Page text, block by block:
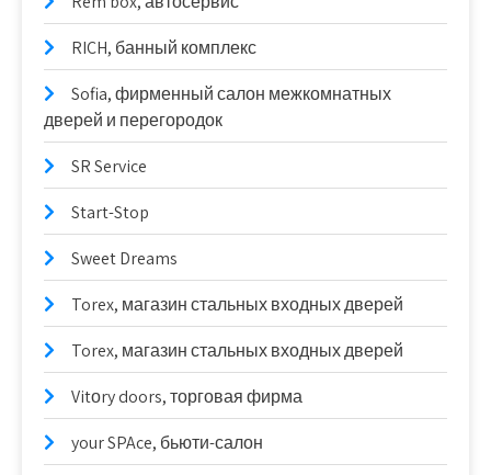
RICH, банный комплекс
Sofia, фирменный салон межкомнатных
дверей и перегородок
SR Service
Start-Stop
Sweet Dreams
Torex, магазин стальных входных дверей
Torex, магазин стальных входных дверей
Vitоry doors, торговая фирма
your SPAce, бьюти-салон